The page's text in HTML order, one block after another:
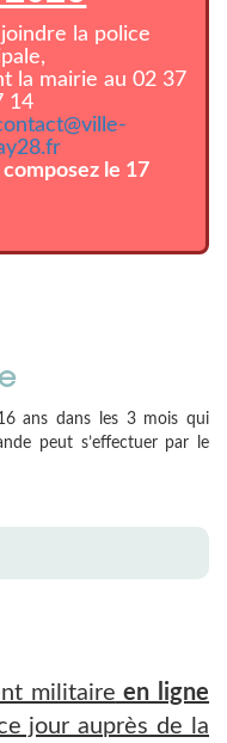
la police
la mairie au 02 37
14
composez le 17
ans dans les 3 mois qui
peut s’effectuer par le
militaire en ligne
jour auprès de la